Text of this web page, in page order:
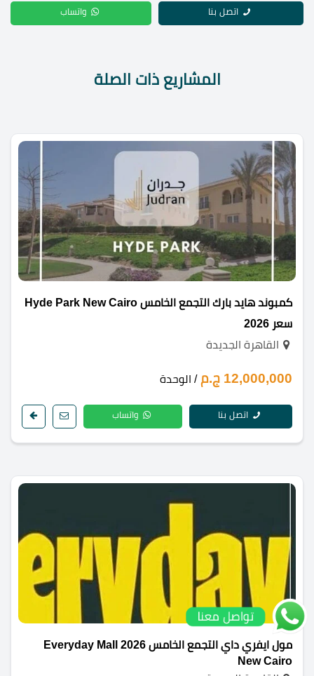
اتصل بنا واتساب
المشاريع ذات الصلة
كمبوند هايد بارك التجمع الخامس Hyde Park New Cairo
سعر 2026
القاهرة الجديدة
12,000,000 ج.م / الوحدة
اتصل بنا واتساب
مول ايفري داي التجمع الخامس 2026 Everyday Mall
New Cairo
تواصل معنا